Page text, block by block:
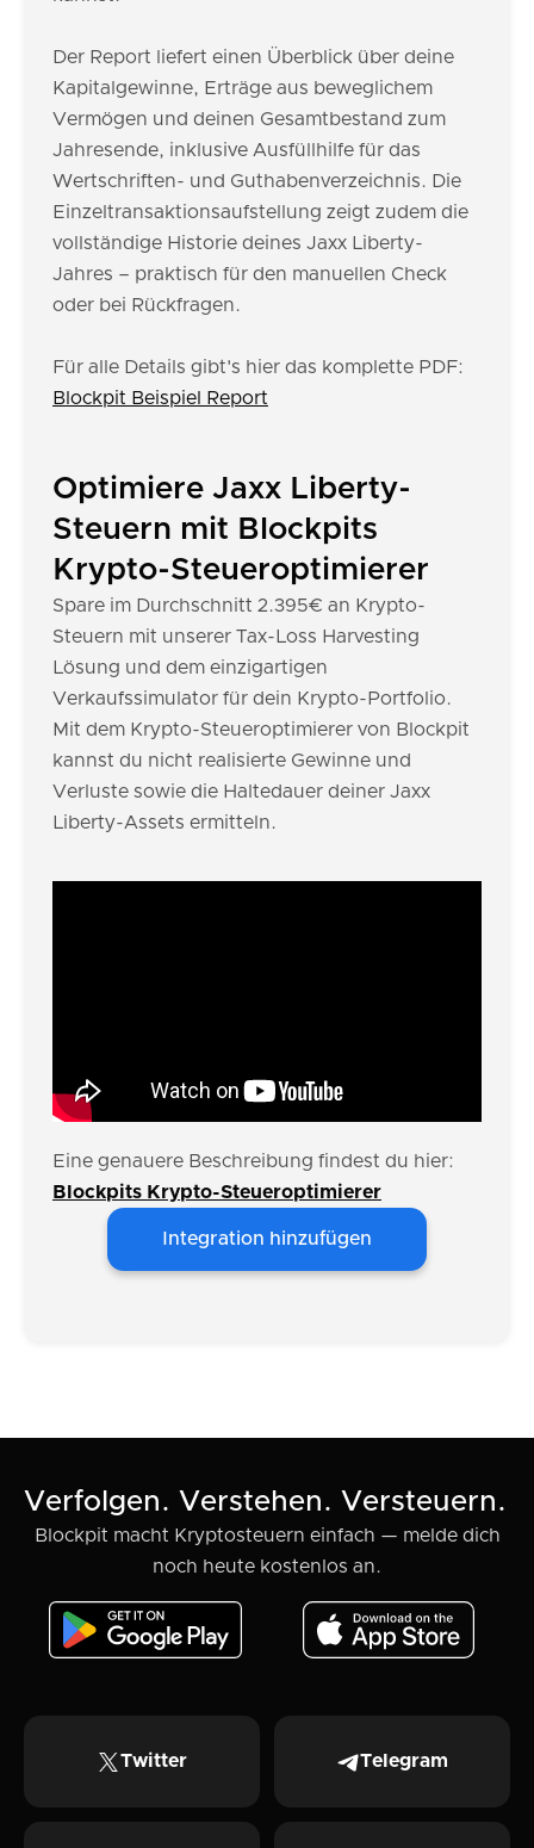
Der Report liefert einen Überblick über deine
Kapitalgewinne, Erträge aus beweglichem
Vermögen und deinen Gesamtbestand zum
Jahresende, inklusive Ausfüllhilfe für das
Wertschriften- und Guthabenverzeichnis. Die
Einzeltransaktionsaufstellung zeigt zudem die
vollständige Historie deines Jaxx Liberty-
Jahres – praktisch für den manuellen Check
oder bei Rückfragen.
Für alle Details gibt's hier das komplette PDF:
Blockpit Beispiel Report
Optimiere Jaxx Liberty-
Steuern mit Blockpits
Krypto-Steueroptimierer
Spare im Durchschnitt 2.395€ an Krypto-
Steuern mit unserer Tax-Loss Harvesting
Lösung und dem einzigartigen
Verkaufssimulator für dein Krypto-Portfolio.
Mit dem Krypto-Steueroptimierer von Blockpit
kannst du nicht realisierte Gewinne und
Verluste sowie die Haltedauer deiner Jaxx
Liberty-Assets ermitteln.
Eine genauere Beschreibung findest du hier:
Blockpits Krypto-Steueroptimierer
Integration hinzufügen
Verfolgen. Verstehen. Versteuern.
Blockpit macht Kryptosteuern einfach — melde dich
noch heute kostenlos an.
Twitter Telegram